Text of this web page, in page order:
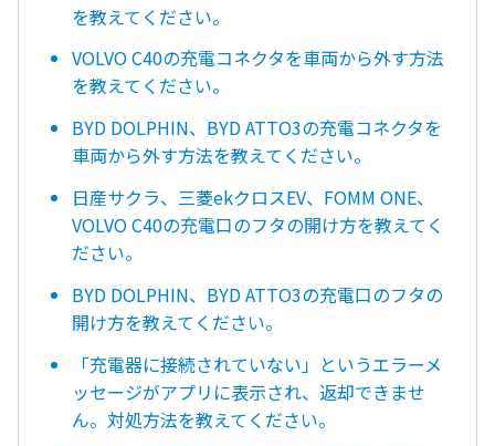
を教えてください。
VOLVO C40の充電コネクタを車両から外す方法
を教えてください。
BYD DOLPHIN、BYD ATTO3の充電コネクタを
車両から外す方法を教えてください。
日産サクラ、三菱ekクロスEV、FOMM ONE、
VOLVO C40の充電口のフタの開け方を教えてく
ださい。
BYD DOLPHIN、BYD ATTO3の充電口のフタの
開け方を教えてください。
「充電器に接続されていない」というエラーメ
ッセージがアプリに表示され、返却できませ
ん。対処方法を教えてください。